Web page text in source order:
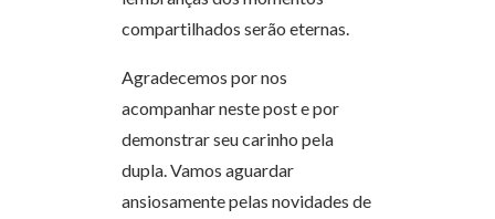
compartilhados serão eternas.
Agradecemos por nos
acompanhar neste post e por
demonstrar seu carinho pela
dupla. Vamos aguardar
ansiosamente pelas novidades de